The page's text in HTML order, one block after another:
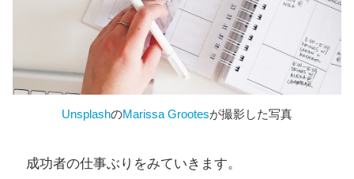
UnsplashのMarissa Grootesが撮影した写真
成功者の仕事ぶりをみていきます。